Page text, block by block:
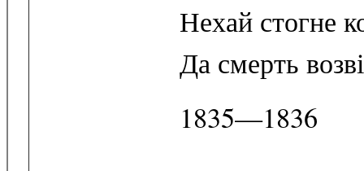
Нехай стогне
Да смерть
1835—1836